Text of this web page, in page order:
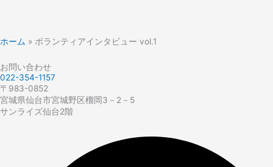
ホーム » ボランティアインタビュー vol.1
お問い合わせ
022-354-1157
〒983-0852
宮城県仙台市宮城野区榴岡3－2－5
サンライズ仙台2階​